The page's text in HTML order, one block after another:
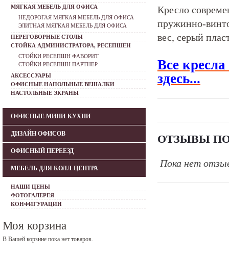
Кресло
пружинно-
вес, серый
Все
здесь...
ОТЗЫВЫ
Пока нет
МЯГКАЯ МЕБЕЛЬ ДЛЯ ОФИСА
НЕДОРОГАЯ МЯГКАЯ МЕБЕЛЬ ДЛЯ ОФИСА
ЭЛИТНАЯ МЯГКАЯ МЕБЕЛЬ ДЛЯ ОФИСА
ПЕРЕГОВОРНЫЕ СТОЛЫ
СТОЙКА АДМИНИСТРАТОРА, РЕСЕПШЕН
СТОЙКИ РЕСЕПШН ФАВОРИТ
СТОЙКИ РЕСЕПШН ПАРТНЕР
АКСЕССУАРЫ
ОФИСНЫЕ НАПОЛЬНЫЕ ВЕШАЛКИ
НАСТОЛЬНЫЕ ЭКРАНЫ
ОФИСНЫЕ МИНИ-КУХНИ
ДИЗАЙН ОФИСОВ
ОФИСНЫЙ ПЕРЕЕЗД
МЕБЕЛЬ ДЛЯ КОЛЛ-ЦЕНТРА
НАШИ ЦЕНЫ
ФОТОГАЛЕРЕЯ
КОНФИГУРАЦИИ
Моя корзина
В Вашей корзине пока нет товаров.